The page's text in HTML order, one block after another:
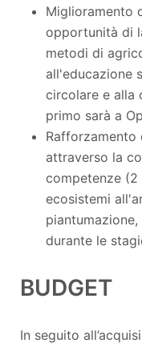
Miglioramento
opportunità di
metodi di
all'educazione
circolare e alla
primo sarà a
Rafforzamento
attraverso la
competenze
ecosistemi
durante le
BUDGET
In seguito